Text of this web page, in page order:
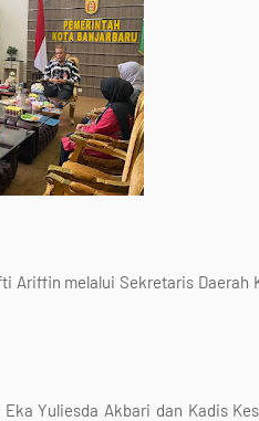
Ariffin melalui Sekretaris Daerah
Yuliesda Akbari dan Kadis